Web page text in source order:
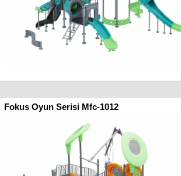
Fokus Oyun Serisi Mfc-1012